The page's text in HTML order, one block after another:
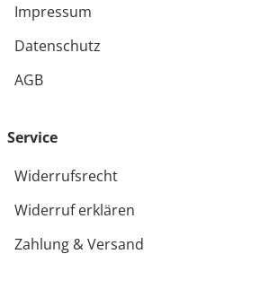
Impressum
Datenschutz
AGB
Service
Widerrufsrecht
Widerruf erklären
Zahlung & Versand